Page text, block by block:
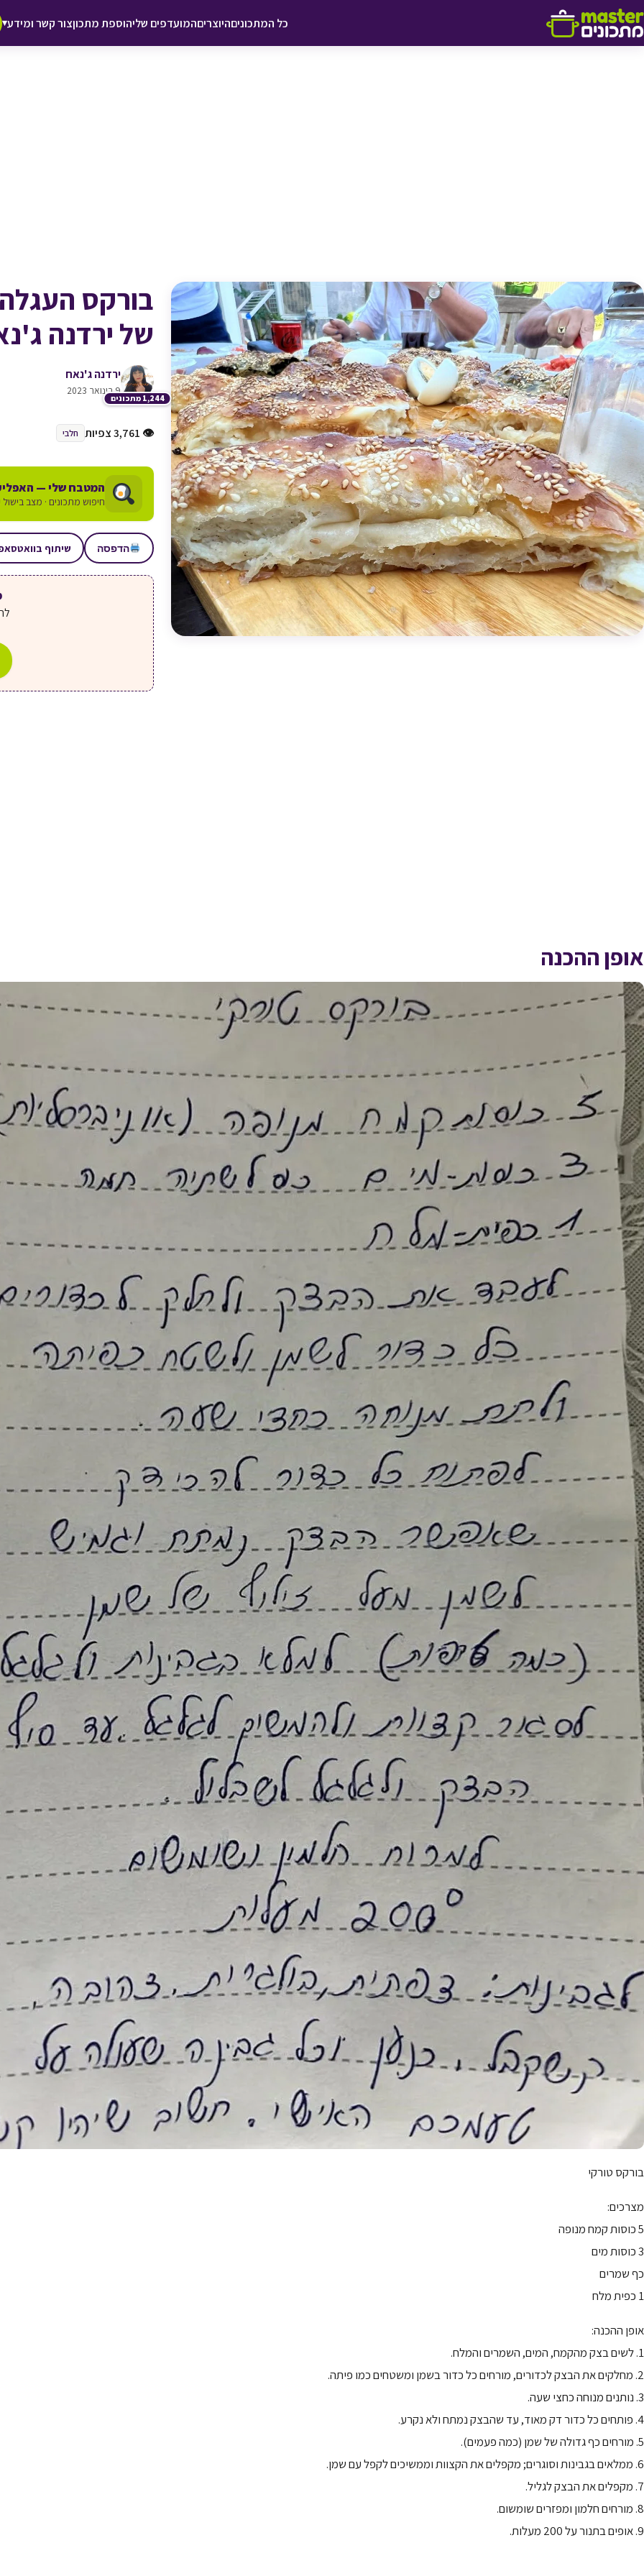
דלג לתוכן
כל המתכוניםהיוצריםהמועדפים שליהוספת מתכוןצור קשר ומידע▾
בורקס
של ירדנה
1,244 מתכונים
ירדנה ג'נאח
9 בינואר 2023
♥ הוספה
👁 3,761 צפיות חלבי
המטבח שלי —
חיפוש מתכונים · מצב
הדפסה שיתוף
אופן ההכנה
בורקס טורקי
מצרכים:
5 כוסות קמח מנופה
3 כוסות מים
כף שמרים
1 כפית מלח
אופן ההכנה:
1. לשים בצק מהקמח, המים, השמרים והמלח.
2. מחלקים את הבצק לכדורים, מורחים כל כדור בשמן ומשטחים כמו פיתה.
3. נותנים מנוחה כחצי שעה.
4. פותחים כל כדור דק מאוד, עד שהבצק נמתח ולא נקרע.
5. מורחים כף גדולה של שמן (כמה פעמים).
6. ממלאים בגבינות וסוגרים; מקפלים את הקצוות וממשיכים לקפל עם שמן.
7. מקפלים את הבצק לגליל.
8. מורחים חלמון ומפזרים שומשום.
9. אופים בתנור על 200 מעלות.